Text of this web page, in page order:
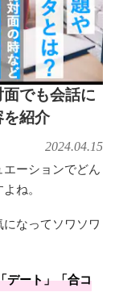
でも会話に
紹介
2024.04.15
ーションでどん
ね。
なってソワソワ
デート」「合コ